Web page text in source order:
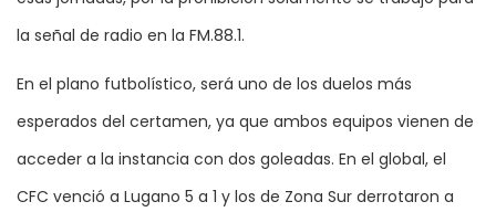
la señal de radio en la FM.88.1.
En el plano futbolístico, será uno de los duelos más
esperados del certamen, ya que ambos equipos vienen de
acceder a la instancia con dos goleadas. En el global, el
CFC venció a Lugano 5 a 1 y los de Zona Sur derrotaron a